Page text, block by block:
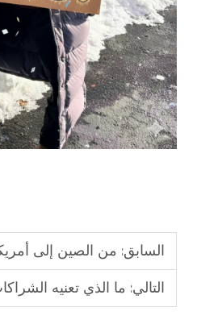
السابق: من الصين إلى أمريكا
التالي: ما الذي تعنيه الشراكات طويلة الأمد